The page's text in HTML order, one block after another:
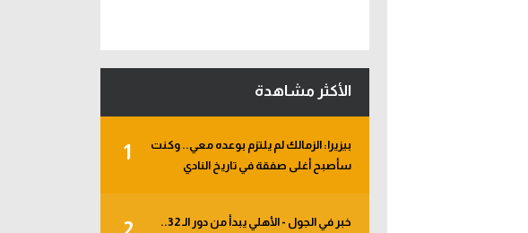
الأكثر مشاهدة
1
بيزيرا: الزمالك لم يلتزم بوعده معي.. وكنت
سأصبح أغلى صفقة في تاريخ النادي
خبر في الجول - الأهلي يبدأ من دور الـ 32..